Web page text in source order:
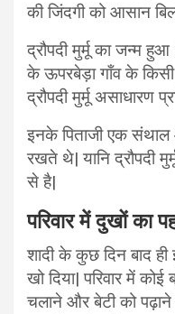
की जिंदगी को आसान
द्रौपदी मुर्मू का जन्म
के ऊपरबेड़ा गाँव के किसी
द्रौपदी मुर्मू असाधारण
इनके पिताजी एक संथाल
रखते थे| यानि द्रौपदी
से है|
परिवार में दुखों का
शादी के कुछ दिन बाद ही
खो दिया| परिवार में
चलाने और बेटी को पढ़ाने